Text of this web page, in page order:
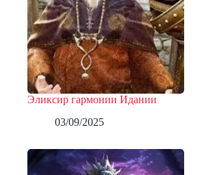
Эликсир гармонии Идании
03/09/2025